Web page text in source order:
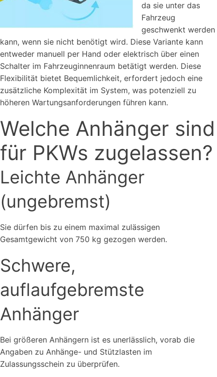
da sie unter das
Fahrzeug
geschwenkt werden
kann, wenn sie nicht benötigt wird. Diese Variante kann
entweder manuell per Hand oder elektrisch über einen
Schalter im Fahrzeuginnenraum betätigt werden. Diese
Flexibilität bietet Bequemlichkeit, erfordert jedoch eine
zusätzliche Komplexität im System, was potenziell zu
höheren Wartungsanforderungen führen kann.
Welche Anhänger sind
für PKWs zugelassen?
Leichte Anhänger
(ungebremst)
Sie dürfen bis zu einem maximal zulässigen
Gesamtgewicht von 750 kg gezogen werden.
Schwere,
auflaufgebremste
Anhänger
Bei größeren Anhängern ist es unerlässlich, vorab die
Angaben zu Anhänge- und Stützlasten im
Zulassungsschein zu überprüfen.